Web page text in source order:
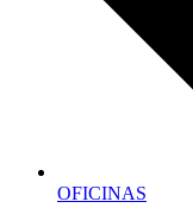
OFICINAS